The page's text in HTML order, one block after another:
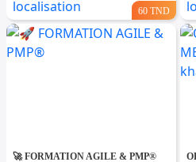
60 TND
🚀 FORMATION AGILE & PMP®